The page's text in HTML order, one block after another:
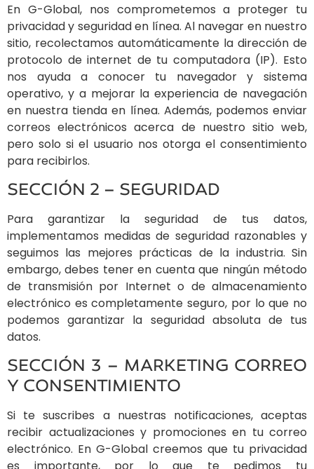
En G-Global, nos comprometemos a proteger tu
privacidad y seguridad en línea. Al navegar en nuestro
sitio, recolectamos automáticamente la dirección de
protocolo de internet de tu computadora (IP). Esto
nos ayuda a conocer tu navegador y sistema
operativo, y a mejorar la experiencia de navegación
en nuestra tienda en línea. Además, podemos enviar
correos electrónicos acerca de nuestro sitio web,
pero solo si el usuario nos otorga el consentimiento
para recibirlos.
SECCIÓN 2 – SEGURIDAD
Para garantizar la seguridad de tus datos,
implementamos medidas de seguridad razonables y
seguimos las mejores prácticas de la industria. Sin
embargo, debes tener en cuenta que ningún método
de transmisión por Internet o de almacenamiento
electrónico es completamente seguro, por lo que no
podemos garantizar la seguridad absoluta de tus
datos.
SECCIÓN 3 – MARKETING CORREO
Y CONSENTIMIENTO
Si te suscribes a nuestras notificaciones, aceptas
recibir actualizaciones y promociones en tu correo
electrónico. En G-Global creemos que tu privacidad